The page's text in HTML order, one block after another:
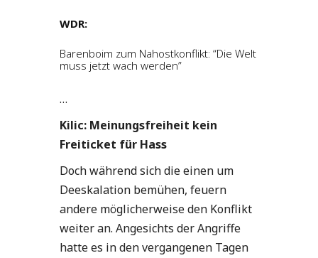
WDR:
Barenboim zum Nahostkonflikt: “Die Welt
muss jetzt wach werden”
…
Kilic: Meinungsfreiheit kein
Freiticket für Hass
Doch während sich die einen um
Deeskalation bemühen, feuern
andere möglicherweise den Konflikt
weiter an. Angesichts der Angriffe
hatte es in den vergangenen Tagen